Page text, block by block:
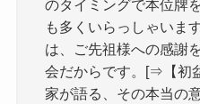
のタイミングで本位牌
も多くいらっしゃいま
は、ご先祖様への感謝
会だからです。[⇒【初
家が語る、その本当の